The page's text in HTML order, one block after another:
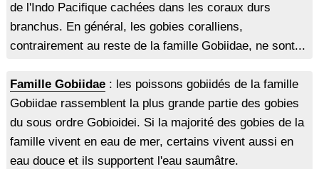
de l'Indo Pacifique cachées dans les coraux durs
branchus. En général, les gobies coralliens,
contrairement au reste de la famille Gobiidae, ne sont...
Famille Gobiidae: les poissons gobiidés de la famille
Gobiidae rassemblent la plus grande partie des gobies
du sous ordre Gobioidei. Si la majorité des gobies de la
famille vivent en eau de mer, certains vivent aussi en
eau douce et ils supportent l'eau saumâtre.